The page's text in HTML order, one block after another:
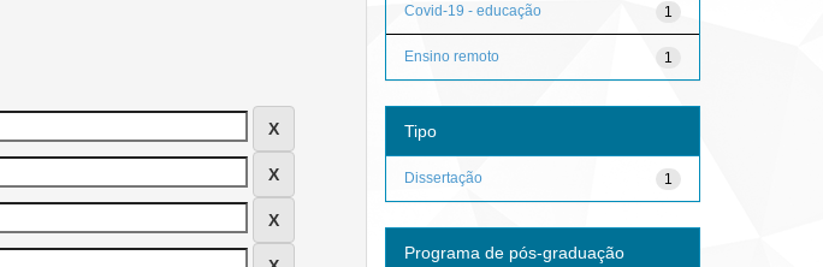
1
Covid-19 - educação
1
Ensino remoto
Tipo
1
Dissertação
Programa de pós-graduação